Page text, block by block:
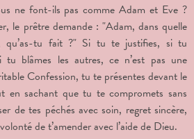
ne font-ils pas comme Adam et Eve ?
le prêtre demande : "Adam, dans quelle
qu’as-tu fait ?" Si tu te justifies, si tu
tu blâmes les autres, ce n’est pas une
Confession, tu te présentes devant le
en sachant que tu te compromets sans
de tes péchés avec soin, regret sincère,
de t’amender avec l’aide de Dieu.